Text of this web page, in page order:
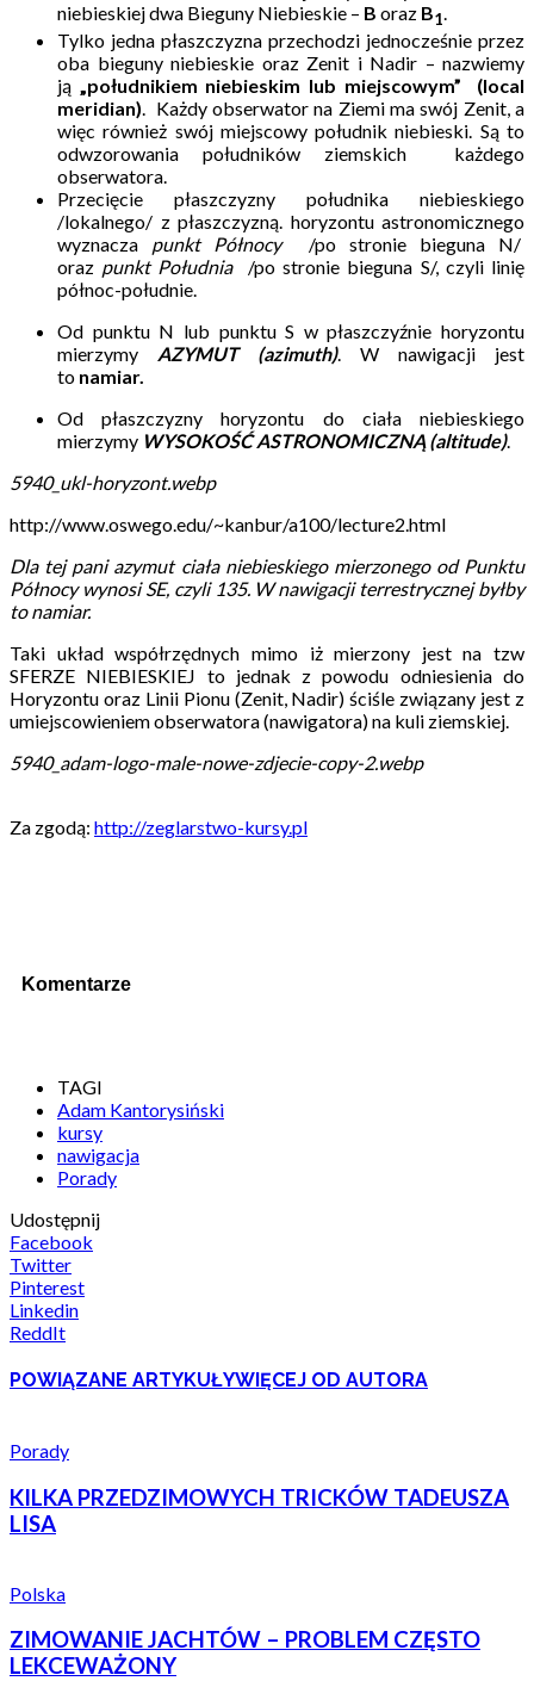
niebieskiej dwa Bieguny Niebieskie – B oraz B1.
Tylko jedna płaszczyzna przechodzi jednocześnie przez
oba bieguny niebieskie oraz Zenit i Nadir – nazwiemy
ją „południkiem niebieskim lub miejscowym”
(local
meridian). Każdy obserwator na Ziemi ma swój Zenit, a
więc również swój miejscowy południk niebieski. Są to
odwzorowania południków ziemskich każdego
obserwatora.
Przecięcie płaszczyzny południka niebieskiego
/lokalnego/ z płaszczyzną. horyzontu astronomicznego
wyznacza punkt Północy/po stronie bieguna N/
oraz punkt Południa/po stronie bieguna S/, czyli linię
północ-południe.
Od punktu N lub punktu S w płaszczyźnie horyzontu
mierzymy AZYMUT (azimuth). W nawigacji jest
to namiar.
Od płaszczyzny horyzontu do ciała niebieskiego
mierzymy WYSOKOŚĆ ASTRONOMICZNĄ (altitude).
5940_ukl-horyzont.webp
http://www.oswego.edu/~kanbur/a100/lecture2.html
Dla tej pani azymut ciała niebieskiego mierzonego od Punktu
Północy wynosi SE, czyli 135. W nawigacji terrestrycznej byłby
to namiar.
Taki układ współrzędnych mimo iż mierzony jest na tzw
SFERZE NIEBIESKIEJ to jednak z powodu odniesienia do
Horyzontu oraz Linii Pionu (Zenit, Nadir) ściśle związany jest z
umiejscowieniem obserwatora (nawigatora) na kuli ziemskiej.
5940_adam-logo-male-nowe-zdjecie-copy-2.webp
Za zgodą: http://zeglarstwo-kursy.pl
Komentarze
TAGI
Adam Kantorysiński
kursy
nawigacja
Porady
Udostępnij
Facebook
Twitter
Pinterest
Linkedin
ReddIt
POWIĄZANE ARTYKUŁYWIĘCEJ OD AUTORA
Porady
KILKA PRZEDZIMOWYCH TRICKÓW TADEUSZA
LISA
Polska
ZIMOWANIE JACHTÓW – PROBLEM CZĘSTO
LEKCEWAŻONY